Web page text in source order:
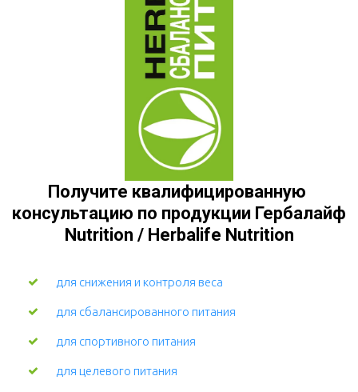
Получите квалифицированную
консультацию по продукции Гербалайф
Nutrition / Herbalife Nutrition
для снижения и контроля веса
для сбалансированного питания
для спортивного питания
для целевого питания